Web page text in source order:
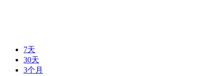
7天
30天
3个月